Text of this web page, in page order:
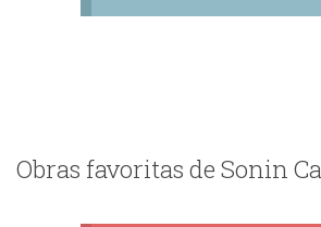
Obras favoritas de Sonin